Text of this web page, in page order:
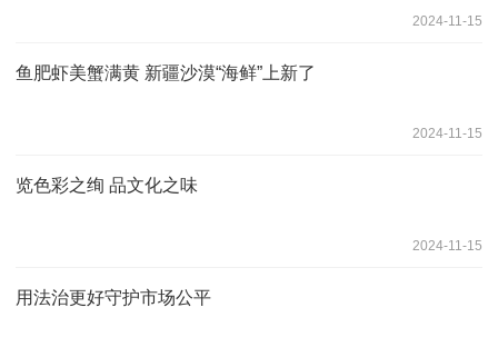
2024-11-15
鱼肥虾美蟹满黄 新疆沙漠“海鲜”上新了
2024-11-15
览色彩之绚 品文化之味
2024-11-15
用法治更好守护市场公平